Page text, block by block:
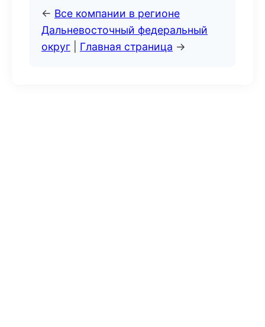
← Все компании в регионе
Дальневосточный федеральный
округ
Главная страница →